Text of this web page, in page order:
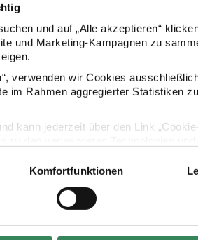
und auf „Alle akzeptieren“
und Marketing-Kampagnen zu
verwenden wir Cookies
im Rahmen aggregierter Statistiken
kann jederzeit über den Link
Vertrag widerrufen
Komfortfunktionen